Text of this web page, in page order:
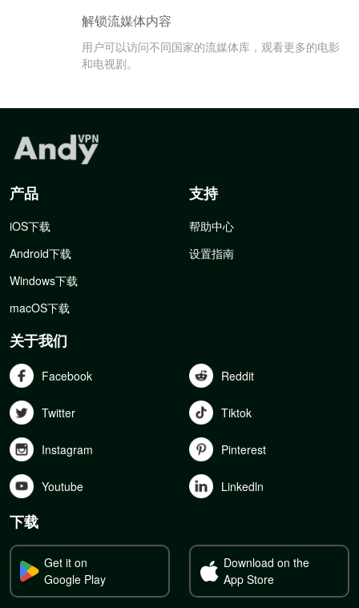
解锁流媒体内容
用户可以访问不同国家的流媒体库，观看更多的电影
和电视剧。
产品
iOS下载
Android下载
Windows下载
macOS下载
支持
帮助中心
设置指南
关于我们
Facebook Reddit
Twitter Tiktok
Instagram Pinterest
Youtube Linkedln
下载
Get it on
Google Play
Download on the
App Store